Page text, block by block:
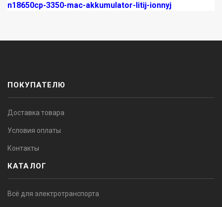
n18650cp-3350-mac-akkumulator-litij-ionnyj
ПОКУПАТЕЛЮ
Доставка товара
Условия оплаты
Контакты
КАТАЛОГ
Всё для электротранспорта